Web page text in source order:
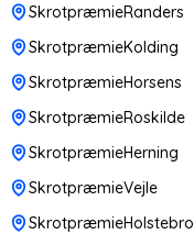
SkrotpræmieRanders
SkrotpræmieKolding
SkrotpræmieHorsens
SkrotpræmieRoskilde
SkrotpræmieHerning
SkrotpræmieVejle
SkrotpræmieHolstebro